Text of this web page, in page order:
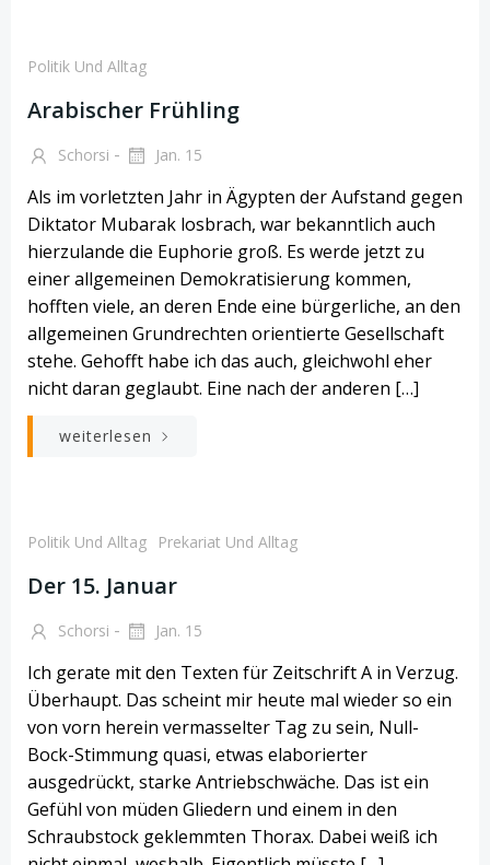
Politik Und Alltag
Arabischer Frühling
Schorsi - Jan. 15
Als im vorletzten Jahr in Ägypten der Aufstand gegen
Diktator Mubarak losbrach, war bekanntlich auch
hierzulande die Euphorie groß. Es werde jetzt zu
einer allgemeinen Demokratisierung kommen,
hofften viele, an deren Ende eine bürgerliche, an den
allgemeinen Grundrechten orientierte Gesellschaft
stehe. Gehofft habe ich das auch, gleichwohl eher
nicht daran geglaubt. Eine nach der anderen […]
weiterlesen
Politik Und Alltag Prekariat Und Alltag
Der 15. Januar
Schorsi - Jan. 15
Ich gerate mit den Texten für Zeitschrift A in Verzug.
Überhaupt. Das scheint mir heute mal wieder so ein
von vorn herein vermasselter Tag zu sein, Null-
Bock-Stimmung quasi, etwas elaborierter
ausgedrückt, starke Antriebschwäche. Das ist ein
Gefühl von müden Gliedern und einem in den
Schraubstock geklemmten Thorax. Dabei weiß ich